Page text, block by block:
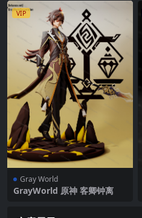
VIP
Gray World
GrayWorld 原神 客卿钟离